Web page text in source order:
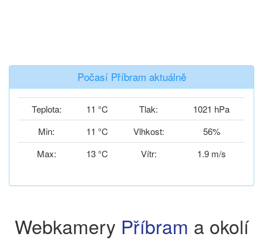
Počasí Příbram aktuálně
Teplota: 11 °C Tlak:
1021 hPa
Min:
11 °C Vlhkost:
56%
Max:
13 °C Vítr: 1.9 m/s
Webkamery Příbram a okolí